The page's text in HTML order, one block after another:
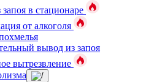
в стационаре
от алкоголя
вывод из запоя
вытрезвление